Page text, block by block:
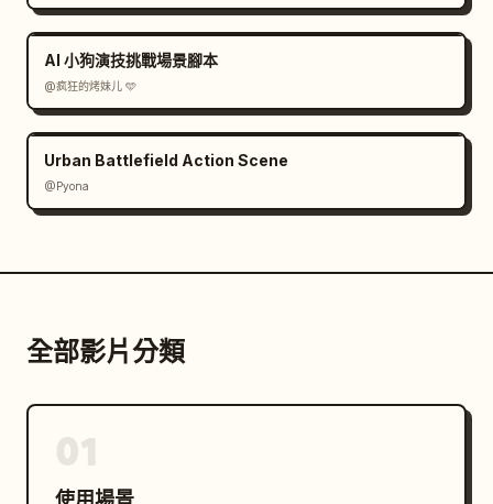
AI 小狗演技挑戰場景腳本
@疯狂的烤妹儿 🩵
Urban Battlefield Action Scene
@Pyona
全部影片分類
使用場景